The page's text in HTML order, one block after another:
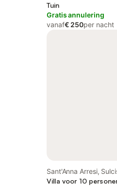
Tuin
Gratis annulering
vanaf€ 250per nacht
Sant'Anna Arresi,
Villa voor 10